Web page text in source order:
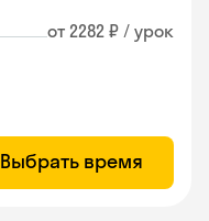
от 2282 ₽ / урок
Выбрать время